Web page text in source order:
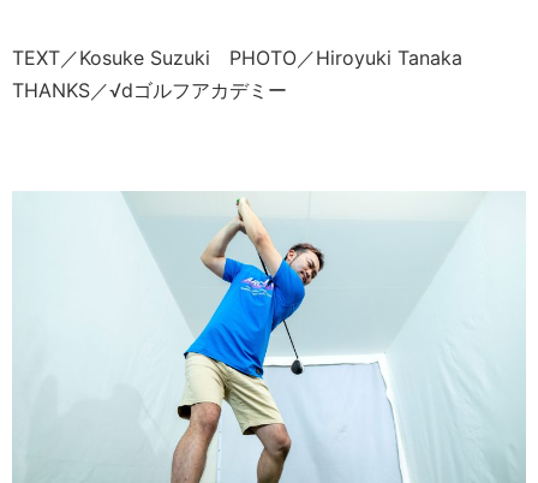
TEXT／Kosuke Suzuki PHOTO／Hiroyuki Tanaka
THANKS／√dゴルフアカデミー